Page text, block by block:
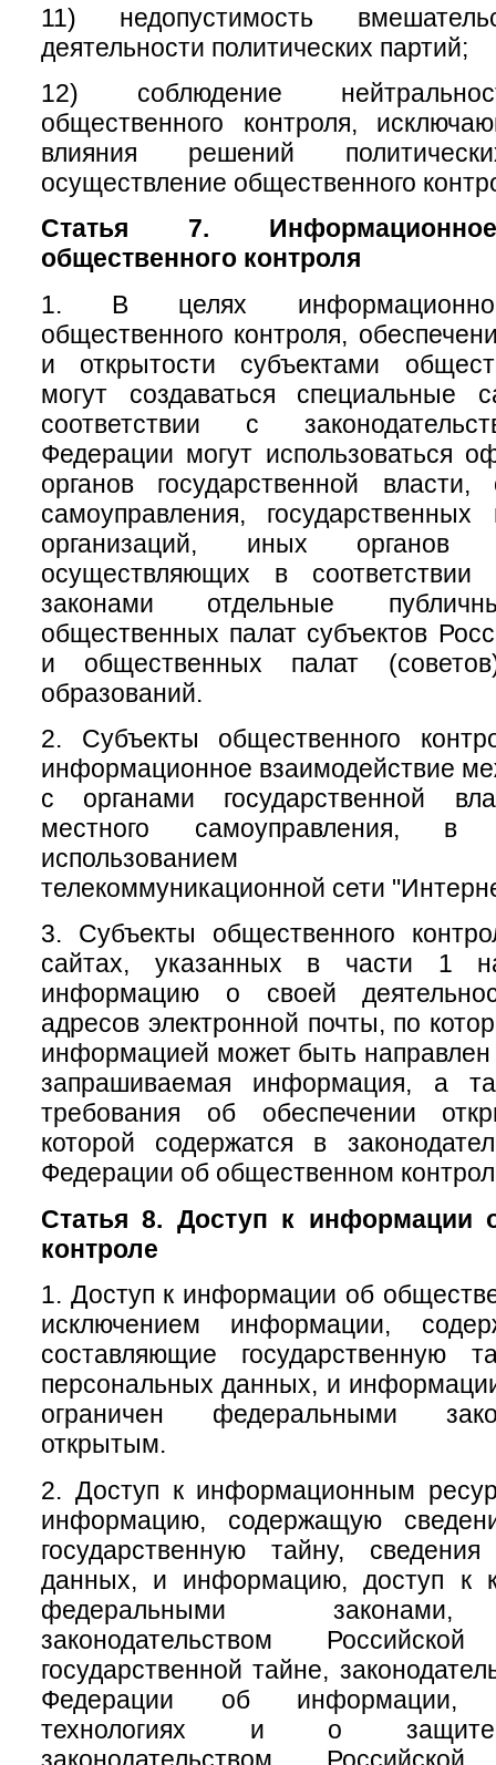
11) недопустимость
деятельности политических партий;
12) соблюдение
общественного контроля,
влияния решений
осуществление общественного
Статья 7.
общественного контроля
1. В целях
общественного контроля,
и открытости субъектами
могут создаваться
соответствии с
Федерации могут использоваться
органов государственной власти,
самоуправления,
организаций, иных органов
осуществляющих в
законами отдельные
общественных палат субъектов
и общественных палат
образований.
2. Субъекты общественного
информационное взаимодействие
с органами государственной
местного
использованием
телекоммуникационной сети
3. Субъекты общественного
сайтах, указанных в части 1
информацию о своей
адресов электронной почты, по
информацией может быть направлен
запрашиваемая информация, а
требования об обеспечении
которой содержатся в
Федерации об общественном
Статья 8. Доступ к информации
контроле
1. Доступ к информации об
исключением информации,
составляющие государственную
персональных данных, и
ограничен федеральными
открытым.
2. Доступ к информационным
информацию, содержащую
государственную тайну,
данных, и информацию, доступ к
федеральными законами,
законодательством
государственной тайне,
Федерации об информации,
технологиях и о защите
законодательством